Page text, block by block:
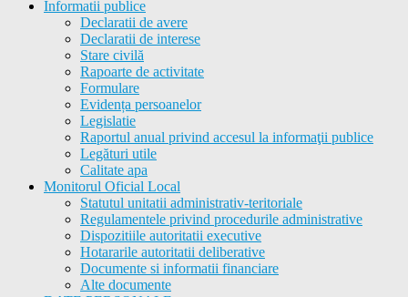
Informatii publice
Declaratii de avere
Declaratii de interese
Stare civilă
Rapoarte de activitate
Formulare
Evidența persoanelor
Legislatie
Raportul anual privind accesul la informaţii publice
Legături utile
Calitate apa
Monitorul Oficial Local
Statutul unitatii administrativ-teritoriale
Regulamentele privind procedurile administrative
Dispozitiile autoritatii executive
Hotararile autoritatii deliberative
Documente si informatii financiare
Alte documente